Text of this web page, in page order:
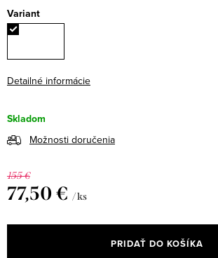
Variant
Detailné informácie
Skladom
Možnosti doručenia
155 €
77,50 € / ks
cena:
PRIDAŤ DO KOŠÍKA